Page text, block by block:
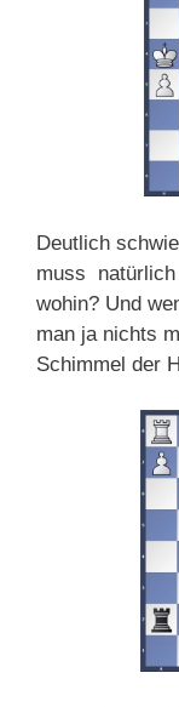
Deutlich
muss natürlich
wohin? Und
man ja nichts
Schimmel der